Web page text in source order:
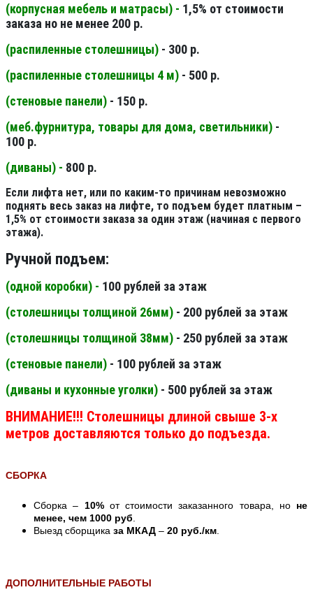
(корпусная мебель и матрасы) - 1,5% от стоимости
заказа но не менее 200 р.
(распиленные столешницы) - 300 р.
(распиленные столешницы 4 м) - 500 р.
(стеновые панели) - 150 р.
(меб.фурнитура, товары для дома, светильники) -
100 р.
(диваны) - 800 р.
Если лифта нет, или по каким-то причинам невозможно
поднять весь заказ на лифте, то подъем будет платным –
1,5% от стоимости заказа за один этаж (начиная с первого
этажа).
Ручной подъем:
(одной коробки) - 100 рублей за этаж
(столешницы толщиной 26мм) - 200 рублей за этаж
(столешницы толщиной 38мм) - 250 рублей за этаж
(стеновые панели) - 100 рублей за этаж
(диваны и кухонные уголки) - 500 рублей за этаж
ВНИМАНИЕ!!! Столешницы длиной свыше 3-х
метров доставляются только до подъезда.
СБОРКА
Сборка – 10%от стоимости заказанного товара, но не
менее, чем 1000 руб
Выезд сборщика за МКАД – 20 руб./км
ДОПОЛНИТЕЛЬНЫЕ РАБОТЫ